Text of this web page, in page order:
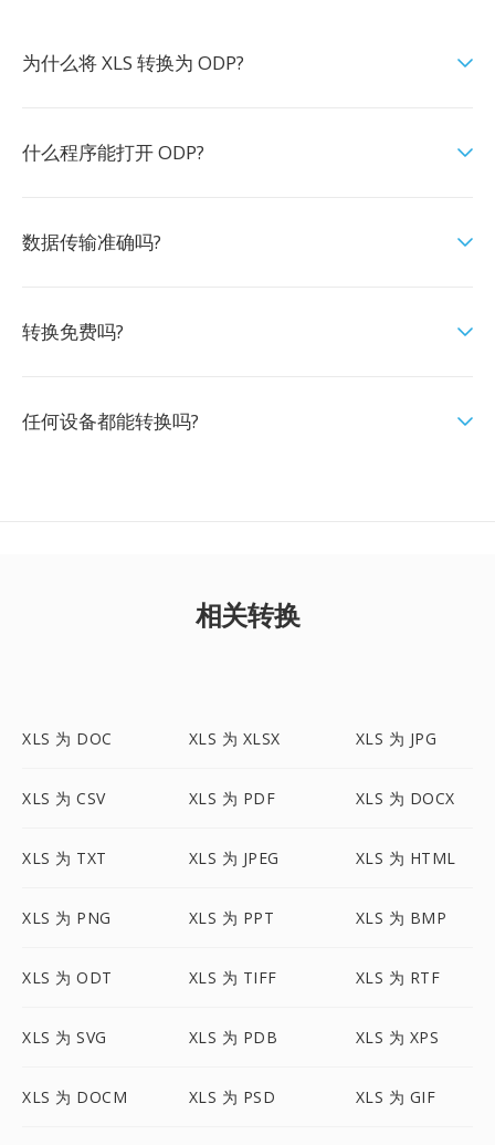
为什么将 XLS 转换为 ODP?
什么程序能打开 ODP?
数据传输准确吗?
转换免费吗?
任何设备都能转换吗?
相关转换
XLS 为 DOC XLS 为 XLSX XLS 为 JPG
XLS 为 CSV XLS 为 PDF XLS 为 DOCX
XLS 为 TXT XLS 为 JPEG XLS 为 HTML
XLS 为 PNG XLS 为 PPT XLS 为 BMP
XLS 为 ODT XLS 为 TIFF XLS 为 RTF
XLS 为 SVG XLS 为 PDB XLS 为 XPS
XLS 为 DOCM XLS 为 PSD XLS 为 GIF